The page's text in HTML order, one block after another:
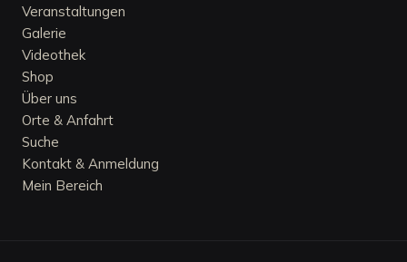
Veranstaltungen
Galerie
Videothek
Shop
Über uns
Orte & Anfahrt
Suche
Kontakt & Anmeldung
Mein Bereich